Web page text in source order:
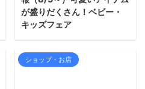
が盛りだくさん！ベビー・
キッズフェア
ショップ・お店